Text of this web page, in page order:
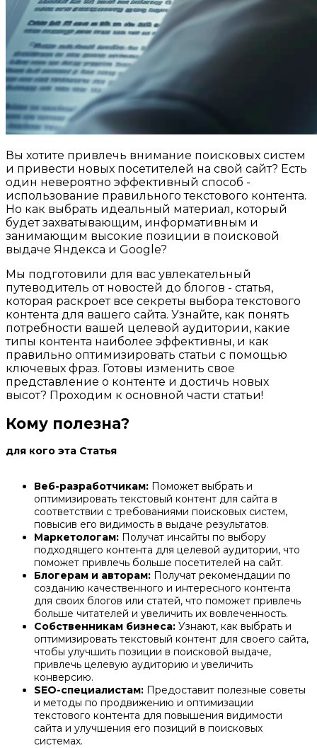
Вы хотите привлечь внимание поисковых систем
и привести новых посетителей на свой сайт? Есть
один невероятно эффективный способ -
использование правильного текстового контента.
Но как выбрать идеальный материал, который
будет захватывающим, информативным и
занимающим высокие позиции в поисковой
выдаче Яндекса и Google?
Мы подготовили для вас увлекательный
путеводитель от новостей до блогов - статья,
которая раскроет все секреты выбора текстового
контента для вашего сайта. Узнайте, как понять
потребности вашей целевой аудитории, какие
типы контента наиболее эффективны, и как
правильно оптимизировать статьи с помощью
ключевых фраз. Готовы изменить свое
представление о контенте и достичь новых
высот? Проходим к основной части статьи!
Кому полезна?
для кого эта Статья
Веб-разработчикам: Поможет выбрать и
оптимизировать текстовый контент для сайта в
соответствии с требованиями поисковых систем,
повысив его видимость в выдаче результатов.
Маркетологам: Получат инсайты по выбору
подходящего контента для целевой аудитории, что
поможет привлечь больше посетителей на сайт.
Блогерам и авторам: Получат рекомендации по
созданию качественного и интересного контента
для своих блогов или статей, что поможет привлечь
больше читателей и увеличить их вовлеченность.
Собственникам бизнеса: Узнают, как выбрать и
оптимизировать текстовый контент для своего сайта,
чтобы улучшить позиции в поисковой выдаче,
привлечь целевую аудиторию и увеличить
конверсию.
SEO-специалистам: Предоставит полезные советы
и методы по продвижению и оптимизации
текстового контента для повышения видимости
сайта и улучшения его позиций в поисковых
системах.